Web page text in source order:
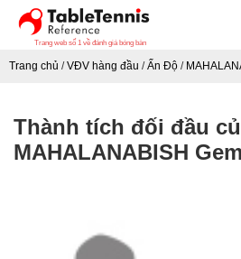
Trang web số 1 về đánh giá bóng bàn
Trang chủ /VĐV hàng đầu /Ấn Độ /
Thành tích đối đầu
MAHALANABISH Gem